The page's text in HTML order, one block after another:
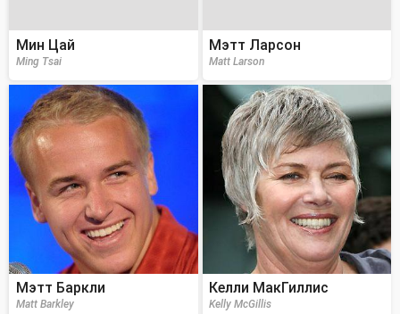
Мин Цай
Ming Tsai
Мэтт Ларсон
Matt Larson
Мэтт Баркли
Matt Barkley
Келли МакГиллис
Kelly McGillis